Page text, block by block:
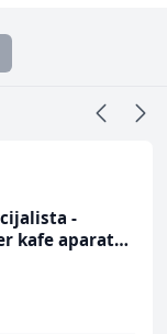
-
kafe aparata